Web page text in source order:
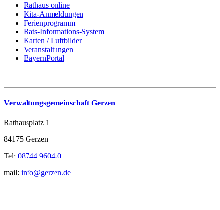
Rathaus online
Kita-Anmeldungen
Ferienprogramm
Rats-Informations-System
Karten / Luftbilder
Veranstaltungen
BayernPortal
Verwaltungsgemeinschaft Gerzen
Rathausplatz 1
84175 Gerzen
Tel: 08744 9604-0
mail: info@gerzen.de